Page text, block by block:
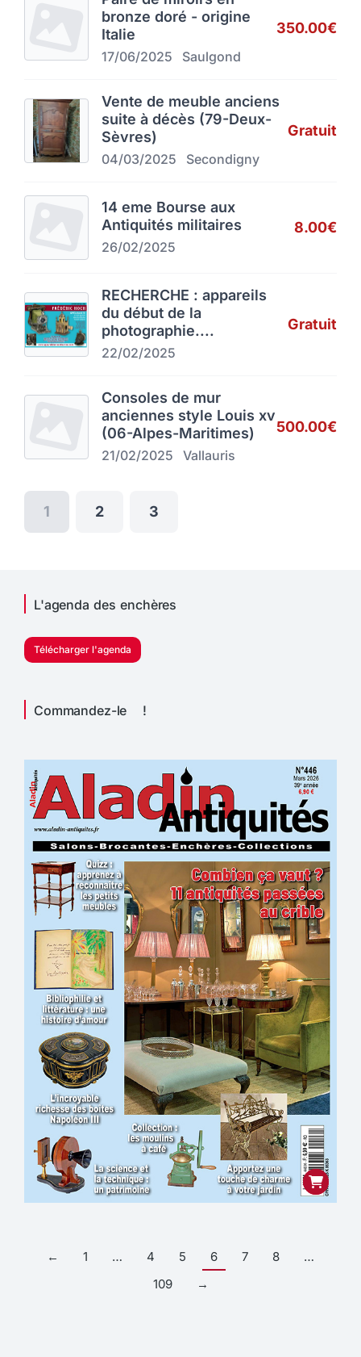
bronze doré - origine
Italie
17/06/2025 Saulgond
350.00€
Vente de meuble anciens
suite à décès (79-Deux-
Sèvres)
04/03/2025 Secondigny
Gratuit
14 eme Bourse aux
Antiquités militaires
26/02/2025
8.00€
RECHERCHE : appareils
du début de la
photographie....
22/02/2025
Gratuit
Consoles de mur
anciennes style Louis xv
(06-Alpes-Maritimes)
21/02/2025 Vallauris
500.00€
1 2 3
L'agenda des enchères
Télécharger l'agenda
Commandez-le !
← 1 … 4 5 6 7 8
…
109
→